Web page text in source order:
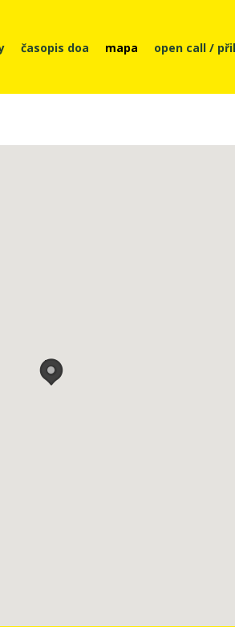
časopis doa mapa open call /